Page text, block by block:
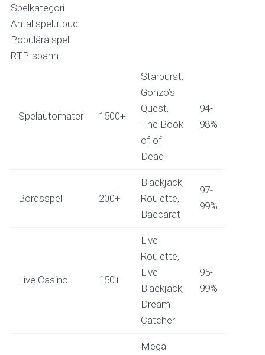
Spelkategori
Antal spelutbud
Populära spel
RTP-spann
Spelautomater 1500+
Starburst,
Gonzo’s
Quest,
The Book
of of
Dead
94-
98%
Bordsspel 200+
Blackjack,
Roulette,
Baccarat
97-
99%
Live Casino 150+
Live
Roulette,
Live
Blackjack,
Dream
Catcher
95-
99%
Mega